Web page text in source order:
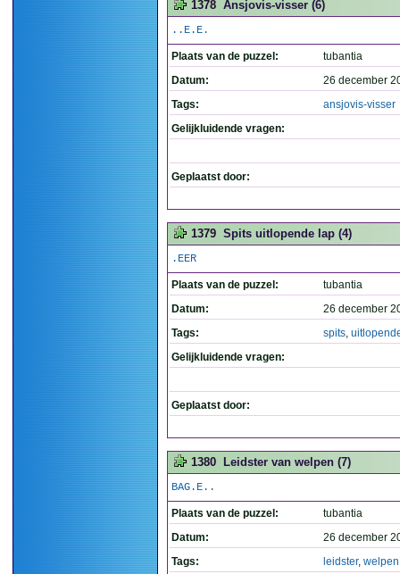
1378 Ansjovis-visser (6)
..E.E.
Plaats van de puzzel:
tubantia
Datum:
26 december
Tags:
ansjovis-visser
Gelijkluidende vragen:
Geplaatst door:
1379 Spits uitlopende lap (4)
.EER
Plaats van de puzzel:
tubantia
Datum:
26 december
Tags:
spits,
Gelijkluidende vragen:
Geplaatst door:
1380 Leidster van welpen (7)
BAG.E..
Plaats van de puzzel:
tubantia
Datum:
26 december
Tags:
leidster, welpen